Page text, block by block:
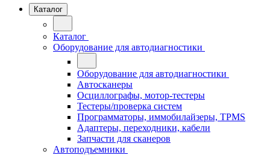
Каталог
Каталог
Оборудование для автодиагностики
Оборудование для автодиагностики
Автосканеры
Осциллографы, мотор-тестеры
Тестеры/проверка систем
Программаторы, иммобилайзеры, TPMS
Адаптеры, переходники, кабели
Запчасти для сканеров
Автоподъемники